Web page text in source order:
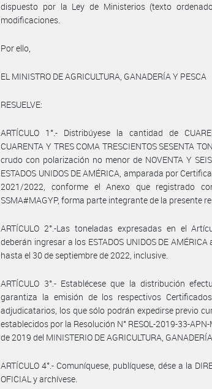
dispuesto por la Ley de Ministerios (texto
modificaciones.
Por ello,
EL MINISTRO DE AGRICULTURA, GANADERÍA Y PESCA
RESUELVE:
ARTÍCULO 1°.- Distribúyese la cantidad de
CUARENTA Y TRES COMA TRESCIENTOS SESENTA
crudo con polarización no menor de NOVENTA Y
ESTADOS UNIDOS DE AMÉRICA, amparada por
2021/2022, conforme el Anexo que registrado
SSMA#MAGYP, forma parte integrante de la presente
ARTÍCULO 2°.-Las toneladas expresadas en el
deberán ingresar a los ESTADOS UNIDOS DE
hasta el 30 de septiembre de 2022, inclusive.
ARTÍCULO 3°.- Establécese que la distribución
garantiza la emisión de los respectivos
adjudicatarios, los que sólo podrán expedirse previo
establecidos por la Resolución N° RESOL-2019-33-
de 2019 del MINISTERIO DE AGRICULTURA,
ARTÍCULO 4°.- Comuníquese, publíquese, dése a la
OFICIAL y archívese.